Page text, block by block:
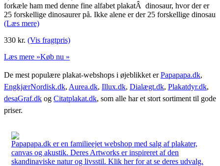
forkæle ham med denne fine alfabet plakatÂ dinosaur, hvor der er
25 forskellige dinosaurer på. Ikke alene er der 25 forskellige dinosau
(Læs mere)
330 kr. (Vis fragtpris)
Læs mere »Køb nu »
De mest populære plakat-webshops i øjeblikket erPapapapa.dk,
EngkjærNordisk.dk, Aurea.dk, Illux.dk, Dialægt.dk, Plakatdyr.dk,
desaGraf.dk og Citatplakat.dk, som alle har et stort sortiment til gode
priser.
Papapapa.dk er en familieejet webshop med salg af plakater,
canvas og akustik. Deres Artworks er inspireret af den
skandinaviske natur og livsstil. Klik her for at se deres udvalg.